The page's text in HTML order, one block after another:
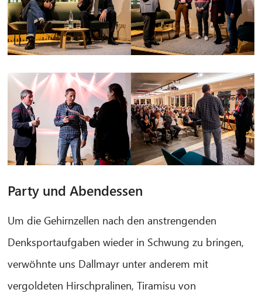
Party und Abendessen
Um die Gehirnzellen nach den anstrengenden
Denksportaufgaben wieder in Schwung zu bringen,
verwöhnte uns Dallmayr unter anderem mit
vergoldeten Hirschpralinen, Tiramisu von